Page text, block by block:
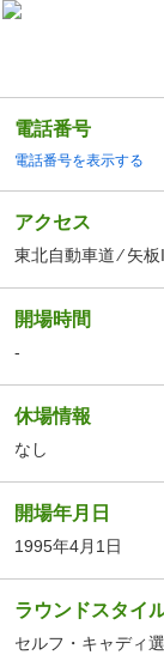
電話番号
電話番号を表示する
アクセス
東北自動車道 ⁄ 矢
開場時間
-
休場情報
なし
開場年月日
1995年4月1日
ラウンドスタイ
セルフ・キャディ